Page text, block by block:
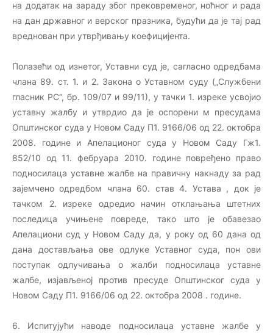
на додатак на зараду због прековременог, ноћног и рада
на дан државног и верског празника, будући да је тај рад
вреднован при утврђивању коефицијента.
Полазећи од изнетог, Уставни суд је, сагласно одредбама
члана 89. ст. 1. и 2. Закона о Уставном суду („Службени
гласник РС“, бр. 109/07 и 99/11), у тачки 1. изреке усвојио
уставну жалбу и утврдио да је оспорени м пресудама
Општинског суда у Новом Саду П1. 9166/06 од 22. октобра
2008. године и Апелационог суда у Новом Саду Гж1.
852/10 од 11. фебруара 2010. године повређено право
подносилаца уставне жалбе на правичну накнаду за рад
зајемчено одредбом члана 60. став 4. Устава , док је
тачком 2. изреке одредио начин отклањања штетних
последица учињене повреде, тако што је обавезао
Апелациони суд у Новом Саду да, у року од 60 дана од
дана достављања ове одлуке Уставног суда, пон ови
поступак одлучивања о жалби подносилаца уставне
жалбе, изјављеној против пресуде Општинског суда у
Новом Саду П1. 9166/06 од 22. октобра 2008 . године.
6. Испитујући наводе подносилаца уставне жалбе у